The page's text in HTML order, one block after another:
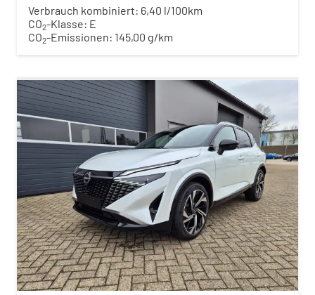
Verbrauch kombiniert: 6,40 l/100km
CO2-Klasse: E
CO2-Emissionen: 145,00 g/km